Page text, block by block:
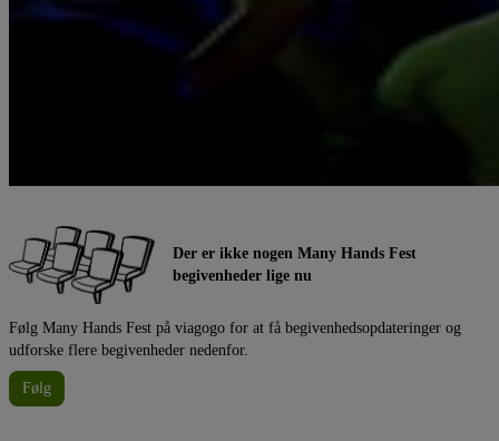
Der er ikke nogen Many Hands Fest
begivenheder lige nu
Følg Many Hands Fest på viagogo for at få begivenhedsopdateringer og
udforske flere begivenheder nedenfor.
Følg